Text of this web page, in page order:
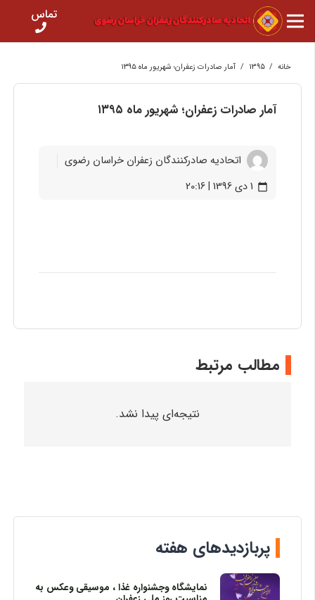
تماس
خانه /
1395
/ آمار صادرات زعفران؛ شهریور ماه ۱۳۹۵
آمار صادرات زعفران؛ شهریور ماه ۱۳۹۵
اتحادیه صادرکنندگان زعفران خراسان رضوی
calendar_today 1 دی 1396 | 20:16
مطالب مرتبط
نتیجه‌ای پیدا نشد.
پربازدیدهای هفته
نمایشگاه وجشنواره غذا ، موسیقی وعکس به